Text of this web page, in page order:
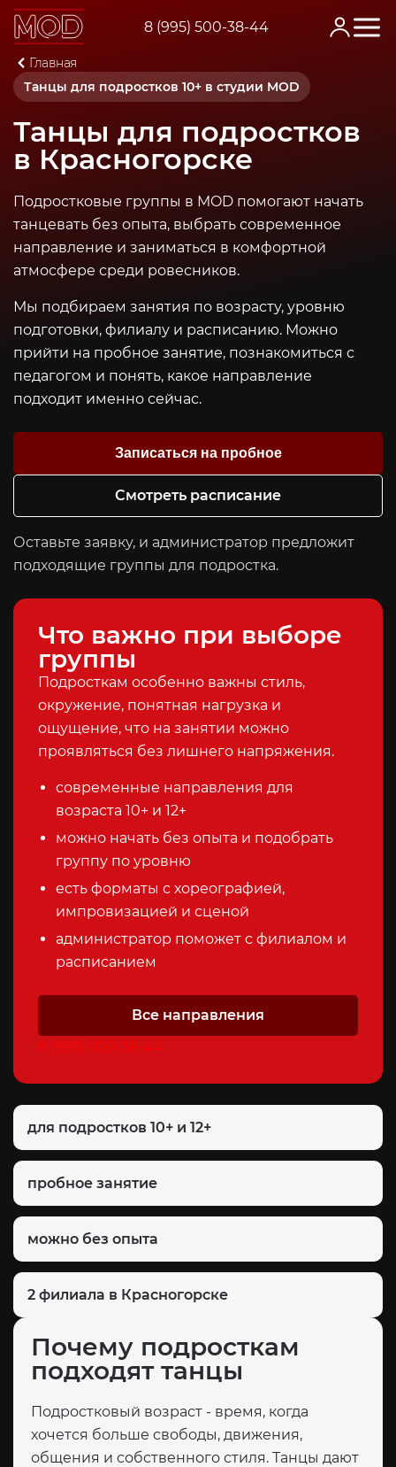
8 (995) 500-38-44
Главная
Танцы для подростков в Красногорске
Танцы для подростков 10+ в студии MOD
Танцы для подростков
в Красногорске
Подростковые группы в MOD помогают начать
танцевать без опыта, выбрать современное
направление и заниматься в комфортной
атмосфере среди ровесников.
Мы подбираем занятия по возрасту, уровню
подготовки, филиалу и расписанию. Можно
прийти на пробное занятие, познакомиться с
педагогом и понять, какое направление
подходит именно сейчас.
Записаться на пробное
Смотреть расписание
Оставьте заявку, и администратор предложит
подходящие группы для подростка.
Что важно при выборе
группы
Подросткам особенно важны стиль,
окружение, понятная нагрузка и
ощущение, что на занятии можно
проявляться без лишнего напряжения.
современные направления для
возраста 10+ и 12+
можно начать без опыта и подобрать
группу по уровню
есть форматы с хореографией,
импровизацией и сценой
администратор поможет с филиалом и
расписанием
Все направления
8 (995) 500-38-44
для подростков 10+ и 12+
пробное занятие
можно без опыта
2 филиала в Красногорске
Почему подросткам
подходят танцы
Подростковый возраст - время, когда
хочется больше свободы, движения,
общения и собственного стиля. Танцы дают